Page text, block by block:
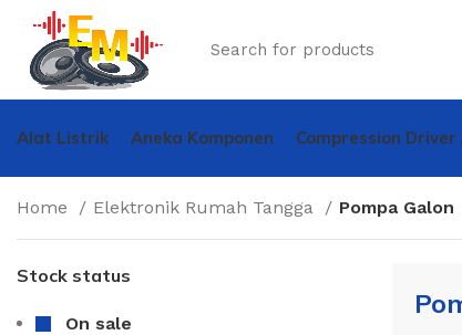
Alat Listrik Aneka Komponen Compression
Home Elektronik Rumah Tangga Pompa Galon
Stock status
On sale